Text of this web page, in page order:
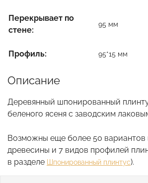
Перекрывает по
стене:
95 мм
Профиль: 95*15 мм
Описание
Деревянный шпонированный
беленого ясеня с заводским
Возможны еще более 50 вариантов
древесины и 7 видов профилей
в разделе Шпонированный плинтус).